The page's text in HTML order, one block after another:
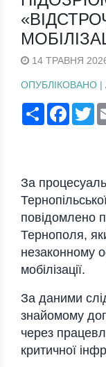
14 ТРАВНЯ
ОПУБЛІКОВАНО |
Поширити
За
повідомлено
Тернополя,
незаконному
мобілізації.
За даними
знайомому
через
критичної